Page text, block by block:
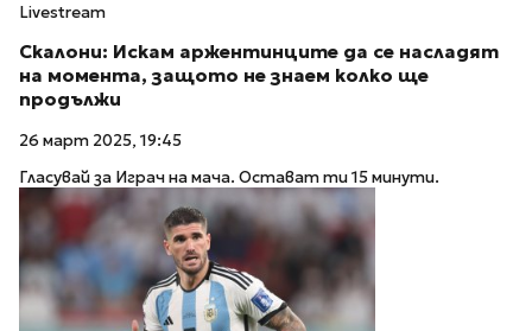
Livestream
Скалони: Искам аржентинците да се насладят
на момента, защото не знаем колко ще
продължи
26 март 2025, 19:45
Гласувай за Играч на мача. Остават ти 15 минути.